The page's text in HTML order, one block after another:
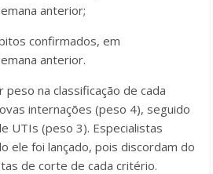
anterior;
confirmados, em
anterior.
na classificação de cada
internações (peso 4), seguido
UTIs (peso 3). Especialistas
ele foi lançado, pois discordam do
de corte de cada critério.